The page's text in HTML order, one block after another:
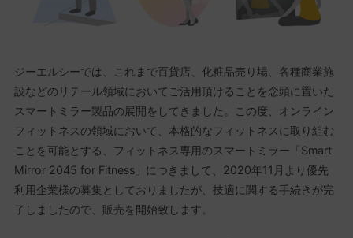
ジーエルシーでは、これまで百貨店、化粧品売り場、各種商業施
設などのリテール領域においてご活用頂けることを念頭に置いた
スマートミラー製品の展開をしてきました。この度、​オンライン
フィットネスの領域において、本格的なフィットネスに取り組む
ことを可能とする、フィットネス専用のスマートミラー「Smart
Mirror 2045 for Fitness」につきまして、2020年11月より優先
利用企業様の募集としておりましたが、技適に関する手続きが完
了しましたので、販売を開始致します。